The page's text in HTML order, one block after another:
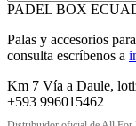
PADEL BOX
Palas y accesorios
consulta escríbenos a
Km 7 Vía a Daule,
+593 996015462